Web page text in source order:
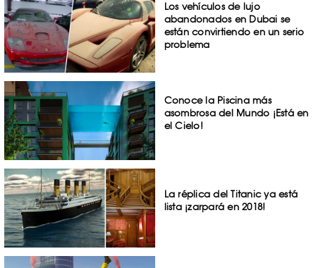
Los vehículos de lujo
abandonados en Dubai se
están convirtiendo en un serio
problema
Conoce la Piscina más
asombrosa del Mundo ¡Está en
el Cielo!
La réplica del Titanic ya está
lista ¡zarpará en 2018!